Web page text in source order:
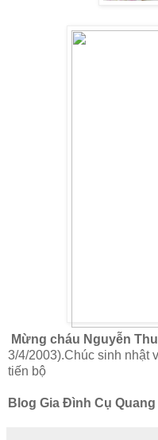
Mừng cháu Nguyễn
3/4/2003).Chúc sinh nhật
tiến bộ
Blog Gia Đình Cụ Quang